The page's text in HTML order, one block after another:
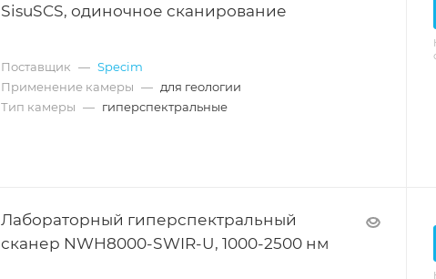
SisuSCS, одиночное сканирование
Поставщик — Specim
Применение камеры — для геологии
Тип камеры — гиперспектральные
Лабораторный гиперспектральный
сканер NWH8000-SWIR-U, 1000-2500 нм